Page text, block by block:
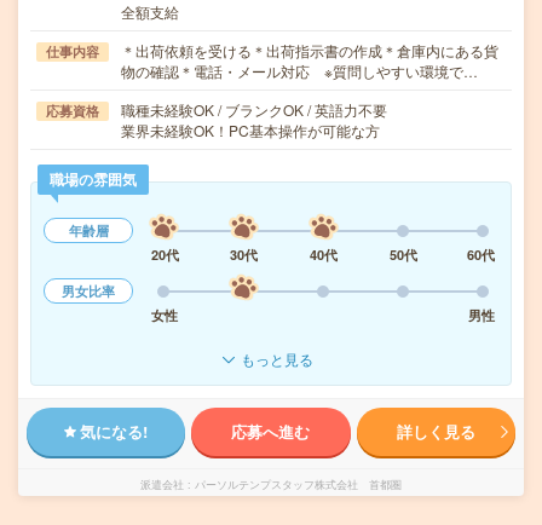
全額支給
仕事内容
＊出荷依頼を受ける＊出荷指示書の作成＊倉庫内にある貨
物の確認＊電話・メール対応 ※質問しやすい環境で…
応募資格
職種未経験OK / ブランクOK / 英語力不要
業界未経験OK！PC基本操作が可能な方
職場の雰囲気
年齢層
20代
30代 40代 50代
60代
男女比率
女性
男性
もっと見る
気になる! 応募へ進む 詳しく見る
派遣会社 パーソルテンプスタッフ株式会社 首都圏